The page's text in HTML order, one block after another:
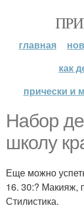
главная
как
прически и
Набор
школу
Еще можно
16. 30:? Макияж,
Стилистика.